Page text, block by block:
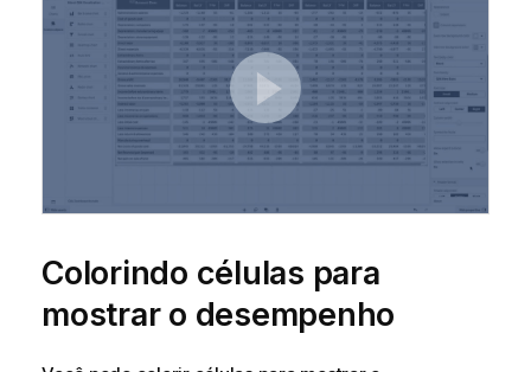
Colorindo células para
mostrar o desempenho